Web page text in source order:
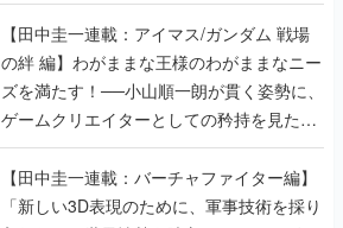
【田中圭一連載：アイマス/ガンダム 戦場
の絆 編】わがままな王様のわがままなニー
ズを満たす！──小山順一朗が貫く姿勢に、
ゲームクリエイターとしての矜持を見た
【若ゲのいたり最終回】
【田中圭一連載：バーチャファイター編】
「新しい3D表現のために、軍事技術を採り